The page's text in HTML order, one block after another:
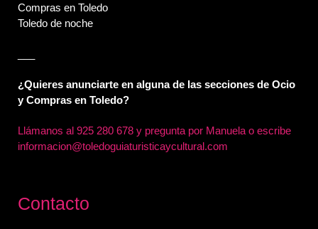
Compras en Toledo
Toledo de noche
¿Quieres anunciarte en alguna de las secciones de Ocio
y Compras en Toledo?
Llámanos al925 280 678 y pregunta por Manuela o escribe
informacion@toledoguiaturisticaycultural.com
Contacto